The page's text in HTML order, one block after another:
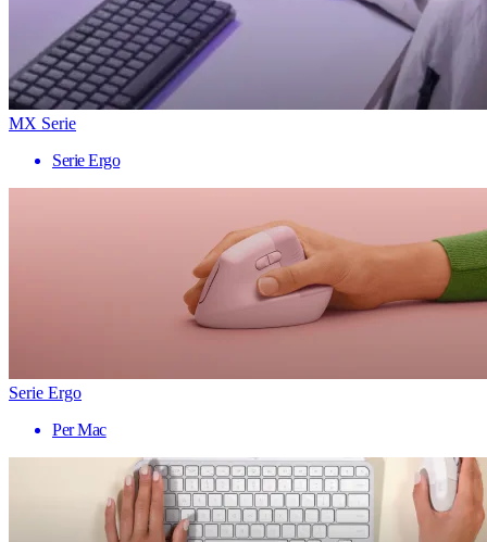
MX Serie
Serie Ergo
Serie Ergo
Per Mac